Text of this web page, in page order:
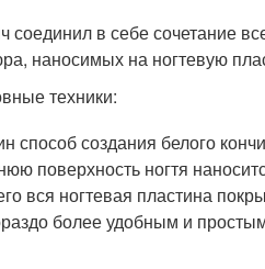
в себе сочетание
наносимых на ногтевую
техники:
способ создания белого
поверхность ногтя
вся ногтевая пластина
более удобным и